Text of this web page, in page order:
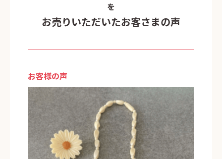
を
お売りいただいたお客さまの声
お客様の声